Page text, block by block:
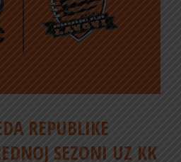
REPUBLIKE
SEZONI UZ KK